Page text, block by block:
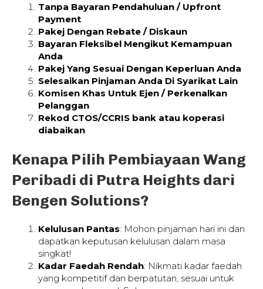
Tanpa Bayaran Pendahuluan / Upfront
Payment
Pakej Dengan Rebate / Diskaun
Bayaran Fleksibel Mengikut Kemampuan
Anda
Pakej Yang Sesuai Dengan Keperluan Anda
Selesaikan Pinjaman Anda Di Syarikat Lain
Komisen Khas Untuk Ejen / Perkenalkan
Pelanggan
Rekod CTOS/CCRIS bank atau koperasi
diabaikan
Kenapa Pilih Pembiayaan Wang
Peribadi di Putra Heights dari
Bengen Solutions?
Kelulusan Pantas: Mohon pinjaman hari ini dan
dapatkan keputusan kelulusan dalam masa
singkat!
Kadar Faedah Rendah: Nikmati kadar faedah
yang kompetitif dan berpatutan, sesuai untuk